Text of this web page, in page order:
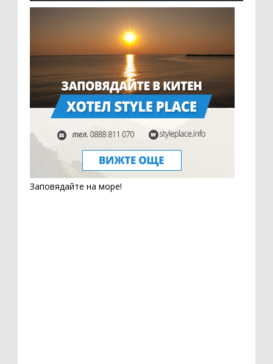
Заповядайте на море!